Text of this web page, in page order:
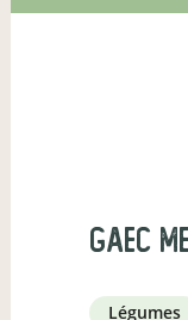
gaec
légumes